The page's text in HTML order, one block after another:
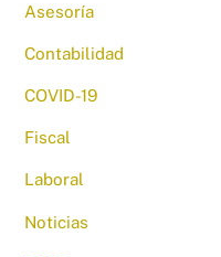
Asesoría
Contabilidad
COVID-19
Fiscal
Laboral
Noticias